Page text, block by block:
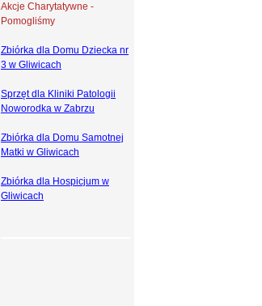
Akcje Charytatywne -
Pomogliśmy
Zbiórka dla Domu Dziecka nr
3 w Gliwicach
Sprzęt dla Kliniki Patologii
Noworodka w Zabrzu
Zbiórka dla Domu Samotnej
Matki w Gliwicach
Zbiórka dla Hospicjum w
Gliwicach